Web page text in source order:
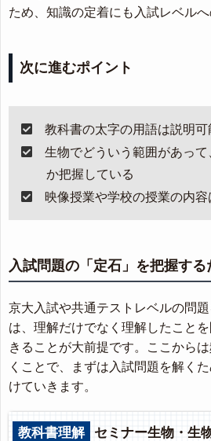
ため、知識の定着にも入試レベルへ
次に進むポイント
教科書の太字の用語は説明可
生物でどういう範囲があっ
か把握している
映像授業や学校の授業の内
入試問題の「定石」を把握す
京大入試や共通テストレベルの問
は、理解だけでなく理解したこと
きることが大前提です。ここから
くことで、まずは入試問題を解く
けていきます。
教科書理解 セミナー生物・生